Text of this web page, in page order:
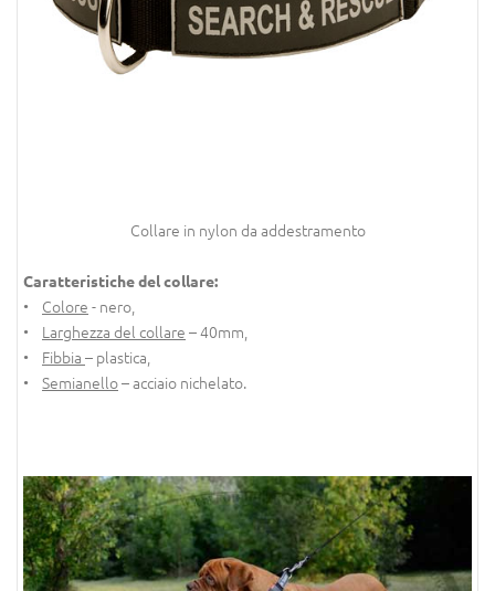
Collare in nylon da addestramento
Caratteristiche del collare:
• Colore - nero,
• Larghezza del collare – 40mm,
• Fibbia – plastica,
• Semianello– acciaio nichelato.